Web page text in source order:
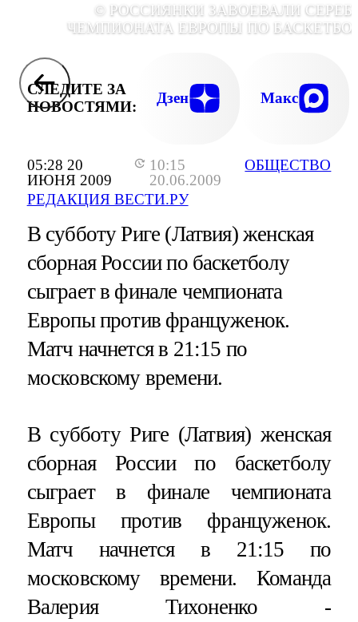
05:28 20
ИЮНЯ 2009
10:15
20.06.2009
РЕДАКЦИЯ ВЕСТИ.РУ
ОБЩЕСТВО
© РОССИЯНКИ ЗАВОЕВАЛИ
ЧЕМПИОНАТА ЕВРОПЫ ПО
СЛЕДИТЕ ЗА
НОВОСТЯМИ:
Дзен Макс
В субботу Риге (Латвия) женская
сборная России по баскетболу
сыграет в финале чемпионата
Европы против француженок.
Матч начнется в 21:15 по
московскому времени.
В субботу Риге (Латвия) женская
сборная России по баскетболу
сыграет в финале чемпионата
Европы против француженок.
Матч начнется в 21:15 по
московскому времени. Команда
Валерия Тихоненко -